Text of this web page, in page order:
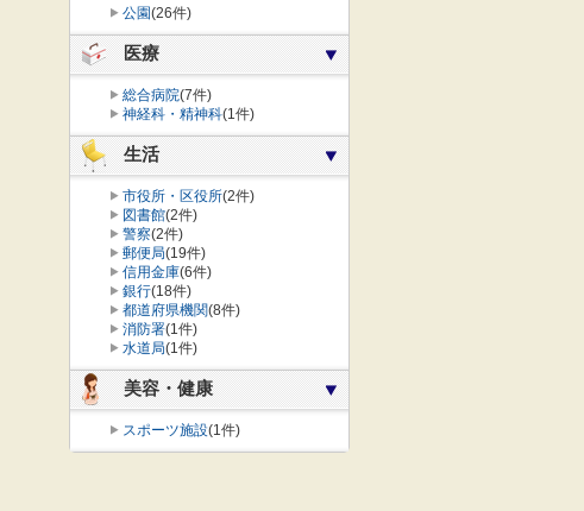
公園(26件)
医療
総合病院(7件)
神経科・精神科(1件)
生活
市役所・区役所(2件)
図書館(2件)
警察(2件)
郵便局(19件)
信用金庫(6件)
銀行(18件)
都道府県機関(8件)
消防署(1件)
水道局(1件)
美容・健康
スポーツ施設(1件)